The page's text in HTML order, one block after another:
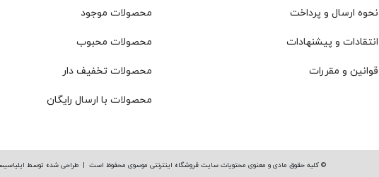
نحوه ارسال و پرداخت
انتقادات و پیشنهادات
قوانین و مقررات
محصولات موجود
محصولات محبوب
محصولات تخفیف دار
محصولات با ارسال رایگان
© کلیه حقوق مادی و معنوی محتویات سایت فروشگاه اینترنتی موسوی محفوظ است |طراحی شده توسط